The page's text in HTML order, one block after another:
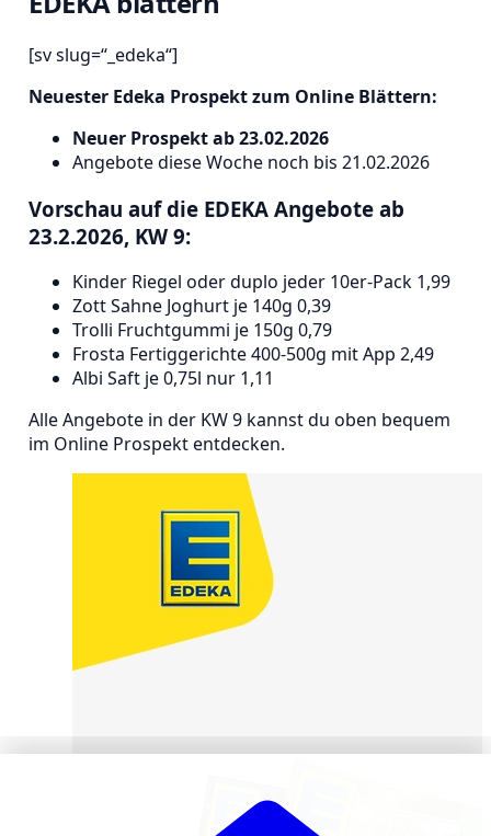
[sv slug=“_edeka“]
Neuester Edeka Prospekt zum Online Blättern:
Neuer Prospekt ab 23.02.2026
Angebote diese Woche noch bis 21.02.2026
Vorschau auf die EDEKA Angebote ab
23.2.2026, KW 9:
Kinder Riegel oder duplo jeder 10er-Pack 1,99
Zott Sahne Joghurt je 140g 0,39
Trolli Fruchtgummi je 150g 0,79
Frosta Fertiggerichte 400-500g mit App 2,49
Albi Saft je 0,75l nur 1,11
Alle Angebote in der KW 9 kannst du oben bequem
im Online Prospekt entdecken.